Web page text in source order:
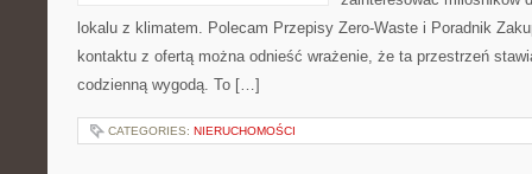
lokalu z klimatem. Polecam Przepisy Zero-Waste i Poradnik
kontaktu z ofertą można odnieść wrażenie, że ta przestrzeń
codzienną wygodą. To […]
CATEGORIES: NIERUCHOMOŚCI